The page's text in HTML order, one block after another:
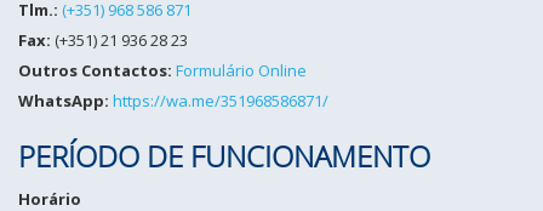
Tlm.: (+351) 968 586 871
Fax: (+351) 21 936 28 23
Outros Contactos: Formulário Online
WhatsApp: https://wa.me/351968586871/
PERÍODO DE FUNCIONAMENTO
Horário